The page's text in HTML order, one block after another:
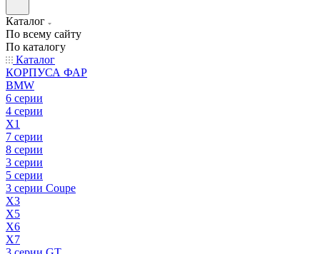
Каталог
По всему сайту
По каталогу
Каталог
КОРПУСА ФАР
BMW
6 серии
4 серии
X1
7 серии
8 серии
3 серии
5 серии
3 серии Coupe
X3
X5
X6
X7